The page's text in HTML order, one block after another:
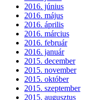
2016. június
2016. május
2016. április
2016. március
2016. február
2016. január
2015. december
2015. november
2015. október
2015. szeptember
2015. augusztus